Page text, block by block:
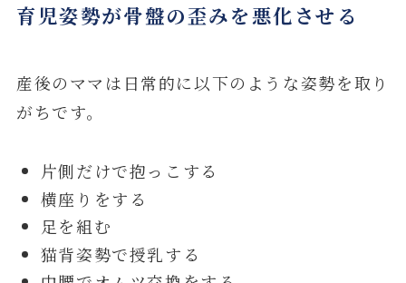
育児姿勢が骨盤の歪みを悪化させる
産後のママは日常的に以下のような姿勢を取り
がちです。
片側だけで抱っこする
横座りをする
足を組む
猫背姿勢で授乳する